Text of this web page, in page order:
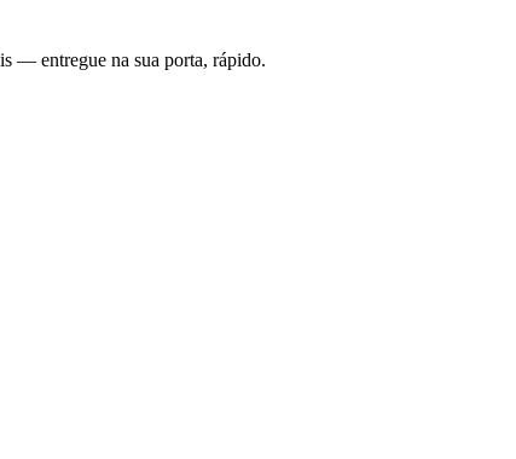
— entregue na sua porta, rápido.